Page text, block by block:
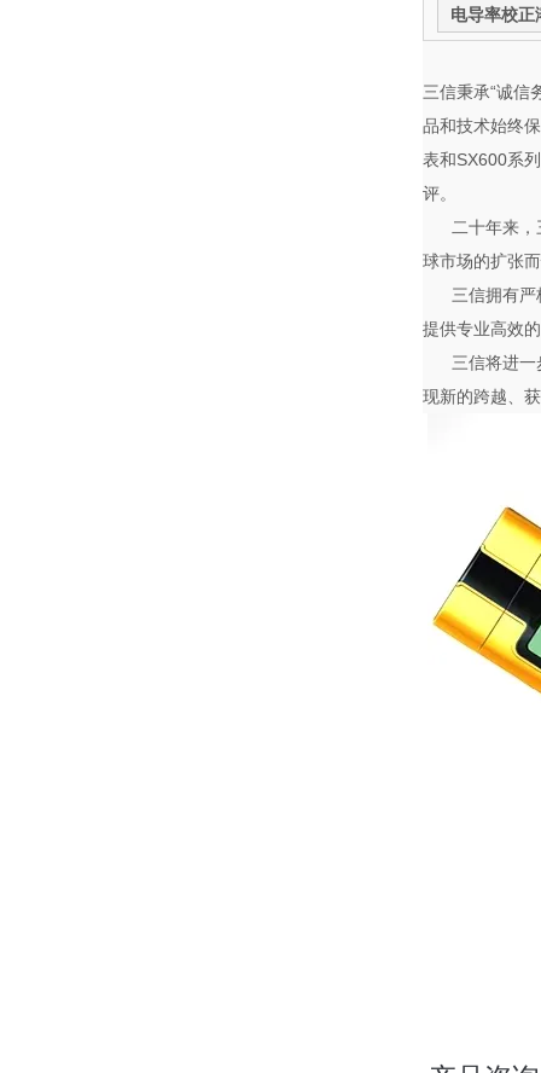
电导率校正
三信秉承“诚信
品和技术始终
表和SX600系
评。
二十年来
球市场的扩张
三信拥有
提供专业高效
三信将进
现新的跨越、